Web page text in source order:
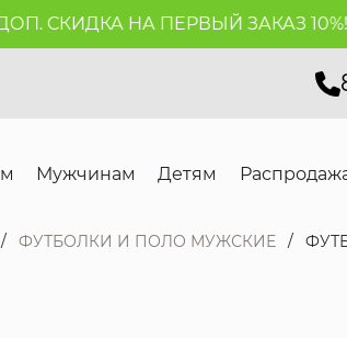
СКИДКА НА ПЕРВЫЙ ЗАКАЗ 10%!*
Мужчинам Детям
ФУТБОЛКИ И ПОЛО МУЖСКИЕ